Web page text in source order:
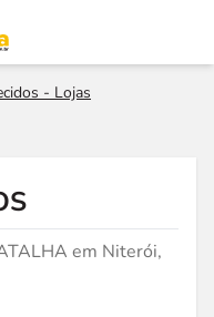
- Lojas
em Niterói,